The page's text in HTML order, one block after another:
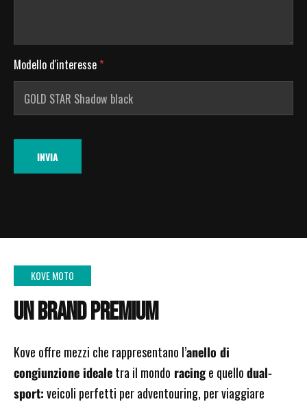
Modello d'interesse *
INVIA
KOVE MOTO
UN BRAND PREMIUM
Kove offre mezzi che rappresentano l’anello di
congiunzione idealetra il mondo racinge quellodual-
sport:veicoli perfetti per adventouring, per viaggiare